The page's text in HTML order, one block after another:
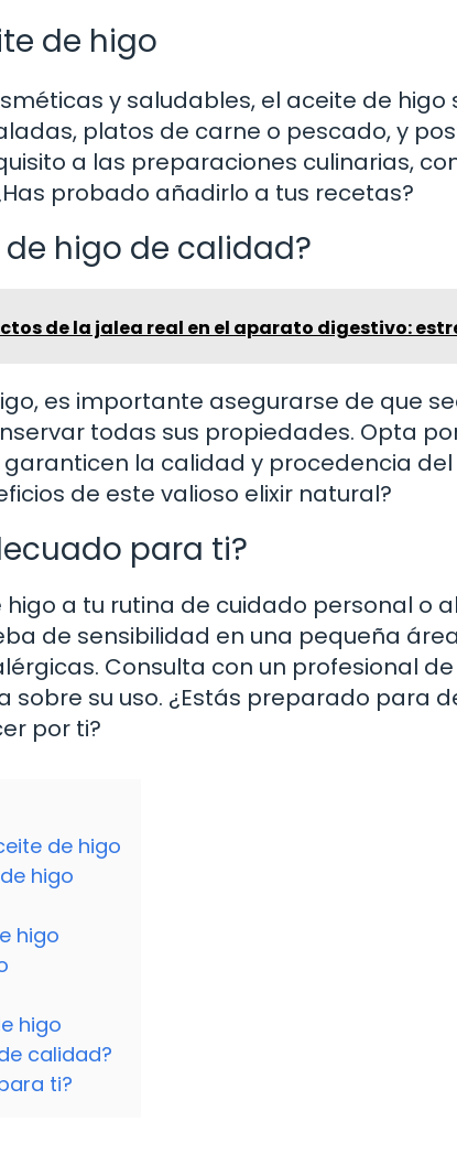
de higo
y saludables, el aceite de higo
platos de carne o pescado, y
a las preparaciones culinarias,
probado añadirlo a tus recetas?
higo de calidad?
de la jalea real en el aparato digestivo:
es importante asegurarse de que
todas sus propiedades. Opta
la calidad y procedencia del
de este valioso elixir natural?
para ti?
a tu rutina de cuidado personal o
de sensibilidad en una pequeña
Consulta con un profesional
su uso. ¿Estás preparado para
por ti?
de higo
higo
higo
higo
calidad?
ti?